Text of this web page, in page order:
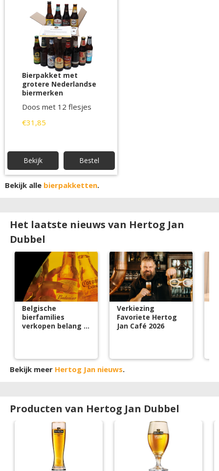
Bierpakket met
grotere Nederlandse
biermerken
Doos met 12 flesjes
€31,85
Bekijk Bestel
Bekijk alle bierpakketten.
Het laatste nieuws van Hertog Jan
Dubbel
Belgische
bierfamilies
verkopen belang in
Verkiezing
Favoriete Hertog
Jan Café 2026
Bekijk meer Hertog Jan nieuws.
Producten van Hertog Jan Dubbel